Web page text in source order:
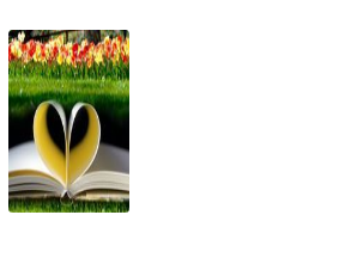
Hazerâtı ve onlara karşı gelen
anılan şeytan taraftarlarından da
ile bâtılın arasına Âyet-i kerime ve
ışığı altında berzah konulmakta ve
istifadesine arz edilmektedir.